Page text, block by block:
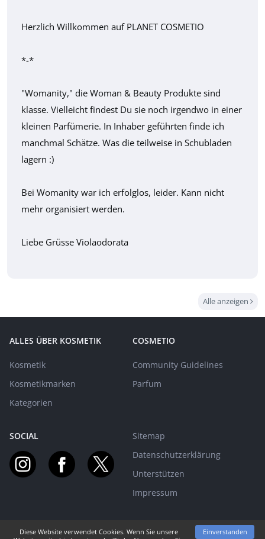
Herzlich Willkommen auf PLANET COSMETIO
*-*
"Womanity," die Woman & Beauty Produkte sind
klasse. Vielleicht findest Du sie noch irgendwo in einer
kleinen Parfümerie. In Inhaber geführten finde ich
manchmal Schätze. Was die teilweise in Schubladen
lagern :)
Bei Womanity war ich erfolglos, leider. Kann nicht
mehr organisiert werden.
Liebe Grüsse Violaodorata
Alle anzeigen
ALLES ÜBER KOSMETIK
Kosmetik
Kosmetikmarken
Kategorien
COSMETIO
Community Guidelines
Parfum
SOCIAL
Sitemap
Datenschutzerklärung
Unterstützen
Impressum
MIT EUCH AUF BEAUTY-REISE SEIT 2015! | © PARFUMOEinverstanden
Diese Website verwendet Cookies. Wenn Sie unsere